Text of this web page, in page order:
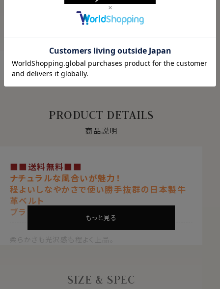
ABOUT PRODUCT
商品について
もっと見る
PRODUCT DETAILS
商品説明
■■送料無料■■
ナチュラルな風合いが魅力！
程よいしなやかさで使い勝手抜群の日本製牛
革ベルト
ブラック 黒
柔らかさも光沢感も程よく上品。
フリーサイズにて自分のサイズに合わせて自由にカット
もっと見る
SIZE & SPEC